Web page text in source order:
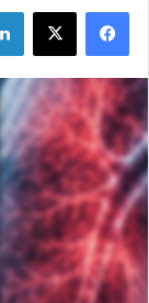
فيسبوك X